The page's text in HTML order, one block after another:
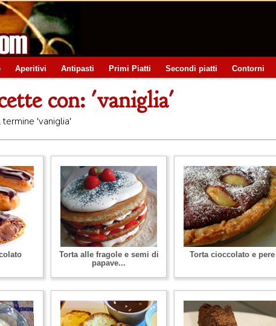
Aperitivi Antipasti Primi Piatti Secondi piatti Contorni
con: 'vaniglia'
'vaniglia'
Torta alle fragole e semi di
papave...
Torta cioccolato e pere